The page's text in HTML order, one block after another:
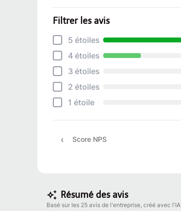
Filtrer les avis
5 étoiles
4 étoiles
3 étoiles
2 étoiles
1 étoile
Score NPS
Résumé des avis
Basé sur les 25 avis de l'entreprise, créé avec l'IA